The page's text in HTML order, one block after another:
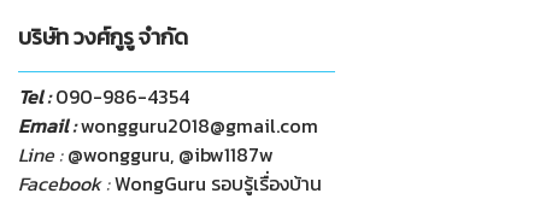
บริษัท วงศ์กูรู จำกัด
Tel :090-986-4354
Email :wongguru2018@gmail.com
Line :@wongguru, @ibw1187w
Facebook :WongGuru รอบรู้เรื่องบ้าน